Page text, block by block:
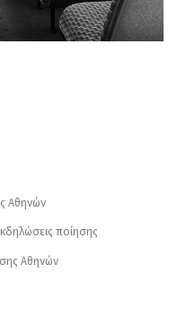
Αθηνών
ποίησης
Αθηνών